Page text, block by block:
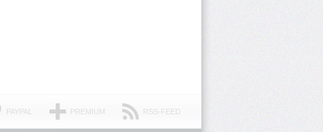
PAYPAL PREMIUM RSS-FEED